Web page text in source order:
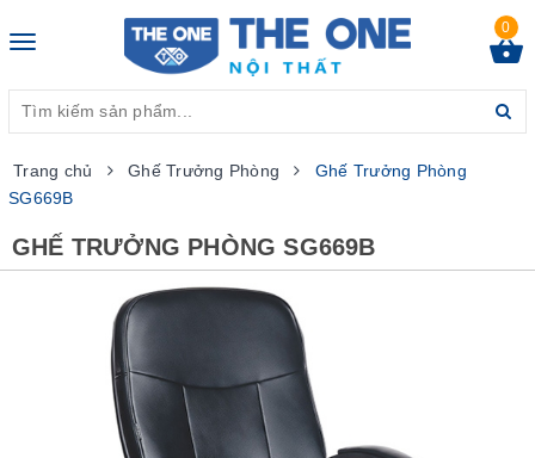
Toggle
0
Trang chủ Ghế Trưởng Phòng
Ghế Trưởng Phòng
SG669B
GHẾ TRƯỞNG PHÒNG SG669B